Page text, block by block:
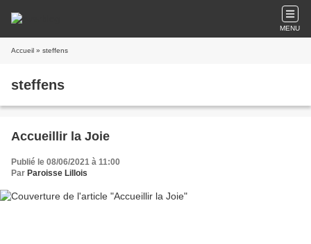
MENU
Accueil » steffens
steffens
Accueillir la Joie
Publié le 08/06/2021 à 11:00
Par Paroisse Lillois